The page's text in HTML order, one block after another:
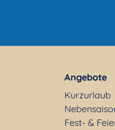
Angebote
Kurzurlaub
Fest- &